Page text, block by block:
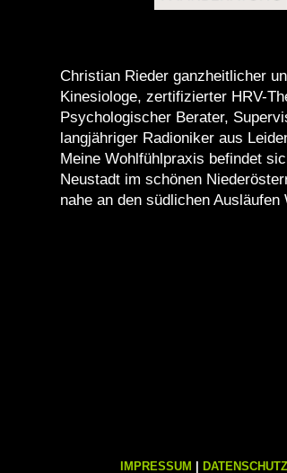
Christian Rieder ganzheitlicher
Kinesiologe, zertifizierter HRV-
Psychologischer Berater,
langjähriger Radioniker aus
Meine Wohlfühlpraxis befindet
Neustadt im schönen
nahe an den südlichen Ausläufen
IMPRESSUM